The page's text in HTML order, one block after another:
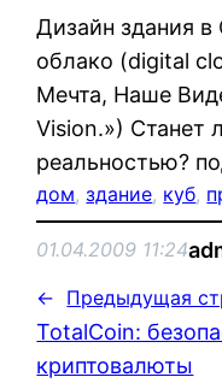
Дизайн здания
облако (digital
Мечта, Наше
Vision.») Станет
реальностью?
дом, здание, куб,
01.04.2009 11:24
← Предыдущая
TotalCoin:
криптовалюты